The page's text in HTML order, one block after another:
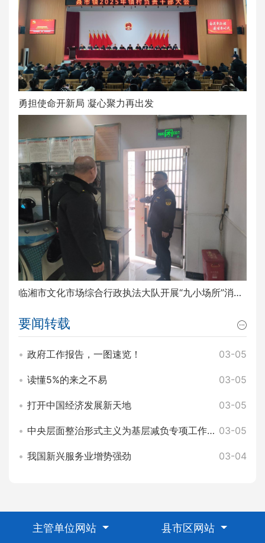
勇担使命开新局 凝心聚力再出发
临湘市文化市场综合行政执法大队开展“九小场所”消防安全排查整治工作
要闻转载
政府工作报告，一图速览！ 03-05
读懂5%的来之不易 03-05
打开中国经济发展新天地 03-05
中央层面整治形式主义为基层减负专项工作机制办公室 中央纪委办公厅公开通报3起整治形式主义为基层减负典型问题 03-05
我国新兴服务业增势强劲 03-04
主管单位网站 县市区网站